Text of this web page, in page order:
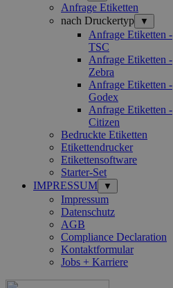
Anfrage Etiketten
nach Druckertyp
▼
Anfrage Etiketten -
TSC
Anfrage Etiketten -
Zebra
Anfrage Etiketten -
Godex
Anfrage Etiketten -
Citizen
Bedruckte Etiketten
Etikettendrucker
Etikettensoftware
Starter-Set
IMPRESSUM
▼
Impressum
Datenschutz
AGB
Compliance Declaration
Kontaktformular
Jobs + Karriere